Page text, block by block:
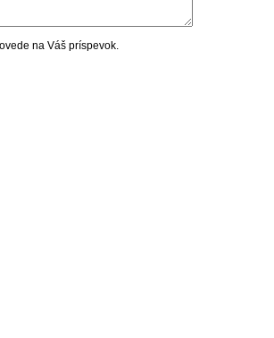
na Váš príspevok.